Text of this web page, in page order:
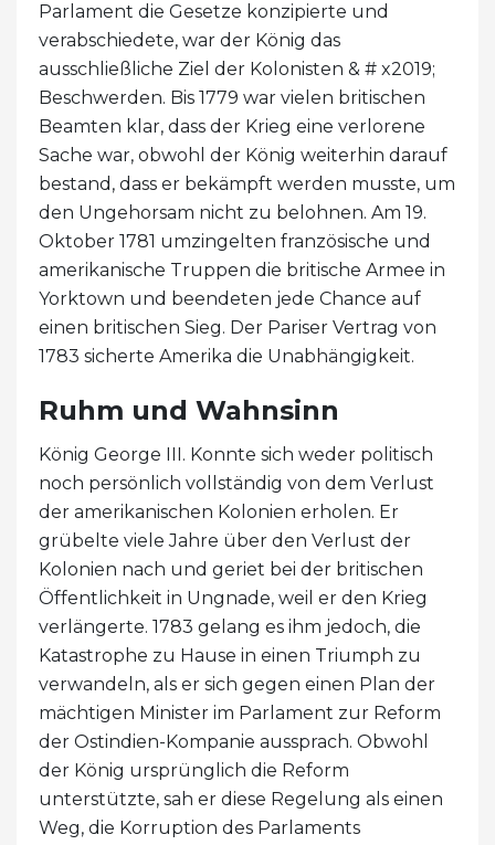
Parlament die Gesetze konzipierte und
verabschiedete, war der König das
ausschließliche Ziel der Kolonisten & # x2019;
Beschwerden. Bis 1779 war vielen britischen
Beamten klar, dass der Krieg eine verlorene
Sache war, obwohl der König weiterhin darauf
bestand, dass er bekämpft werden musste, um
den Ungehorsam nicht zu belohnen. Am 19.
Oktober 1781 umzingelten französische und
amerikanische Truppen die britische Armee in
Yorktown und beendeten jede Chance auf
einen britischen Sieg. Der Pariser Vertrag von
1783 sicherte Amerika die Unabhängigkeit.
Ruhm und Wahnsinn
König George III. Konnte sich weder politisch
noch persönlich vollständig von dem Verlust
der amerikanischen Kolonien erholen. Er
grübelte viele Jahre über den Verlust der
Kolonien nach und geriet bei der britischen
Öffentlichkeit in Ungnade, weil er den Krieg
verlängerte. 1783 gelang es ihm jedoch, die
Katastrophe zu Hause in einen Triumph zu
verwandeln, als er sich gegen einen Plan der
mächtigen Minister im Parlament zur Reform
der Ostindien-Kompanie aussprach. Obwohl
der König ursprünglich die Reform
unterstützte, sah er diese Regelung als einen
Weg, die Korruption des Parlaments